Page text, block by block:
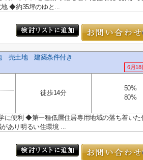
◆約35坪のゆと...
売土地 建築条件付き
6月18
徒歩14分
50%
80%
便利 ◆第一種低層住居専用地域の落ち着いた
あり明るい住環境 ...